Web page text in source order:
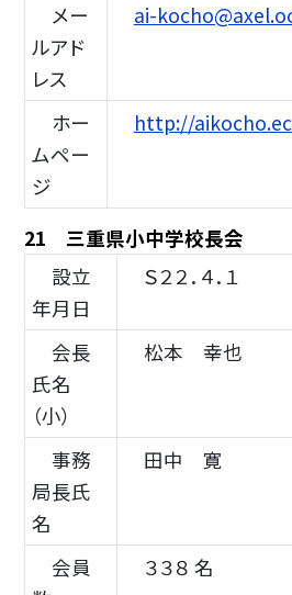
メー
ルアド
レス
ai-
ホー
ムペー
ジ
http://
21 三重県小中学校長会
設立
年月日
Ｓ２２．４．１
会長
氏名
（小）
松本 幸也
事務
局長氏
名
田中 寛
会員
３３８ 名